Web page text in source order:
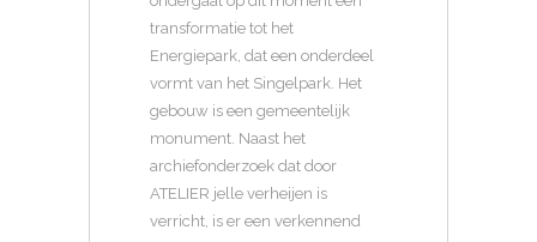
transformatie tot het
Energiepark, dat een onderdeel
vormt van het Singelpark. Het
gebouw is een gemeentelijk
monument. Naast het
archiefonderzoek dat door
ATELIER jelle verheijen is
verricht, is er een verkennend